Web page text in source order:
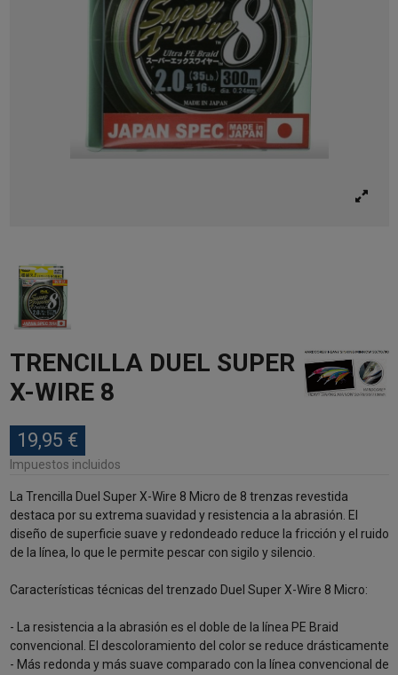
TRENCILLA DUEL SUPER
X-WIRE 8
19,95 €
Impuestos incluidos
La Trencilla Duel Super X-Wire 8 Micro de 8 trenzas revestida
destaca por su extrema suavidad y resistencia a la abrasión. El
diseño de superficie suave y redondeado reduce la fricción y el ruido
de la línea, lo que le permite pescar con sigilo y silencio.
Características técnicas del trenzado Duel Super X-Wire 8 Micro:
- La resistencia a la abrasión es el doble de la línea PE Braid
convencional. El descoloramiento del color se reduce drásticamente
- Más redonda y más suave comparado con la línea convencional de